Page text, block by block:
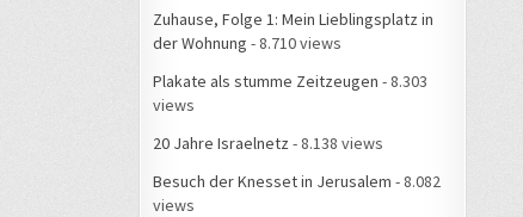
Zuhause, Folge 1: Mein Lieblingsplatz in
der Wohnung - 8.710 views
Plakate als stumme Zeitzeugen - 8.303
views
20 Jahre Israelnetz - 8.138 views
Besuch der Knesset in Jerusalem - 8.082
views